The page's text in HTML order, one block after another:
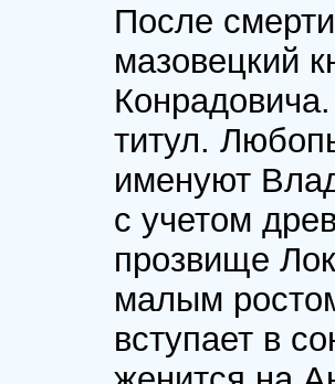
После
мазовецкий
титул.
именуют
с учетом
прозвище
малым
вступает в